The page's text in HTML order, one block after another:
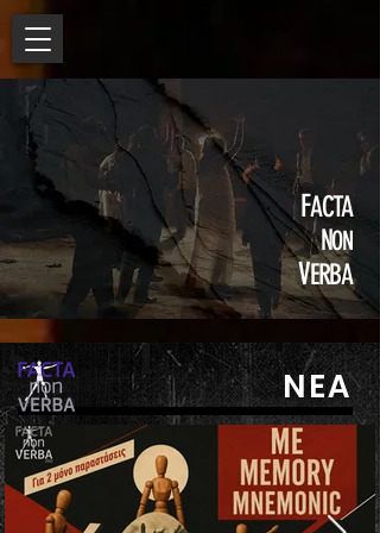
FACTA
NON
VERBA
NEA